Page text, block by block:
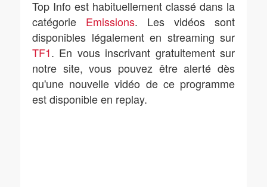
Top Info est habituellement classé dans la
catégorie Emissions. Les vidéos sont
disponibles légalement en streaming sur
TF1. En vous inscrivant gratuitement sur
notre site, vous pouvez être alerté dès
qu'une nouvelle vidéo de ce programme
est disponible en replay.